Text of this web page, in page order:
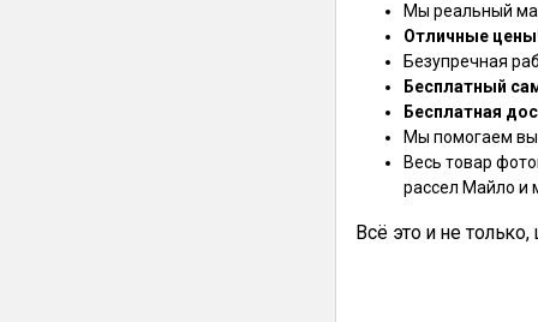
Мы реальный
Отличные
Безупречная
Бесплатный
Бесплатная
Мы помогаем
Весь товар
рассел Майло и
Всё это и не